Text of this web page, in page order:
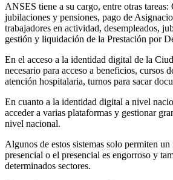
ANSES tiene a su cargo, entre otras
jubilaciones y pensiones, pago de
trabajadores en actividad, desempleados,
gestión y liquidación de la Prestación por
En el acceso a la identidad digital de la
necesario para acceso a beneficios, cursos
atención hospitalaria, turnos para sacar
En cuanto a la identidad digital a nivel
acceder a varias plataformas y gestionar
nivel nacional.
Algunos de estos sistemas solo permiten
presencial o el presencial es engorroso y
determinados sectores.